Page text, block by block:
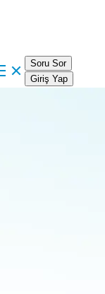
Soru Sor
Giriş Yap